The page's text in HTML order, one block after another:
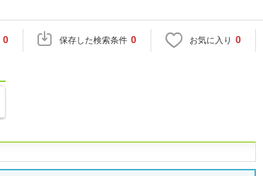
0 保存した検索条件 0 お気に入り 0